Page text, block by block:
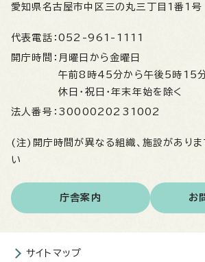
愛知県名古屋市中区三の丸三丁目1番1号
代表電話： 052-961-1111
開庁時間： 月曜日から金曜日
午前8時45分から午後5時15
休日・祝日・年末年始を除く
法人番号： 3000020231002
(注)開庁時間が異なる組織、施設があり
い
庁舎案内 お
サイトマップ